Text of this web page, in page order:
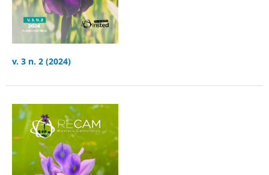
v. 3 n. 2 (2024)